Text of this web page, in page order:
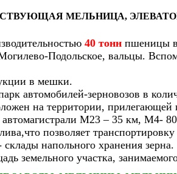
МЕЛЬНИЦА,
40 тонн пшеницы
Подольское, вальцы.
в мешки.
автомобилей-зерновозов в
на территории, прилегающей
автомагистрали М23 – 35 км, М4-
позволяет
склады напольного хранения
земельного участка,